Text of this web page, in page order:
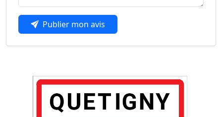
Publier mon avis